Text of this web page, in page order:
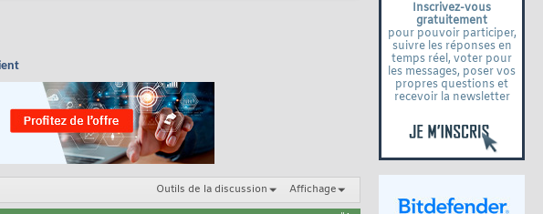
Inscrivez-vous
gratuitement
pour pouvoir participer,
suivre les réponses en
temps réel, voter pour
les messages, poser vos
propres questions et
recevoir la newsletter
Outils de la discussion Affichage